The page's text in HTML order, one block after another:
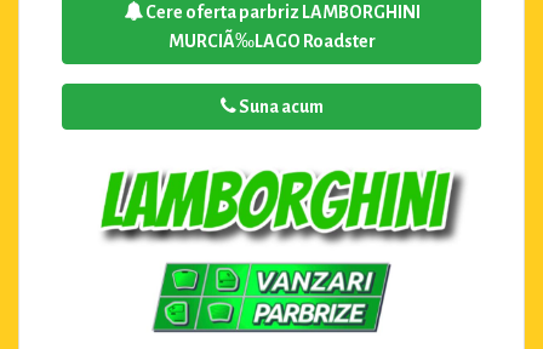
Cere oferta parbriz LAMBORGHINI
MURCIÃ‰LAGO Roadster
Suna acum